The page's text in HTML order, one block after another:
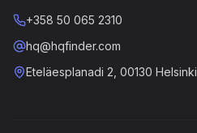
+358 50 065 2310
hq@hqfinder.com
Eteläesplanadi 2, 00130 Helsinki